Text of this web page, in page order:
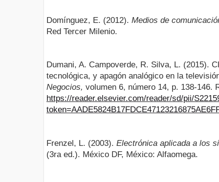
Domínguez, E. (2012). Medios de
Red Tercer Milenio.
Dumani, A. Campoverde, R. Silva, L. (2015).
tecnológica, y apagón analógico en la
Negocios, volumen 6, número 14, p. 138-146.
https://reader.elsevier.com/reader/sd/pii/
Frenzel, L. (2003). Electrónica aplicada a los
(3ra ed.). México DF, México: Alfaomega.